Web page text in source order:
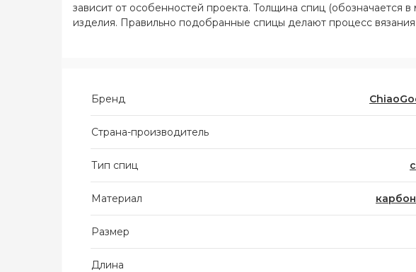
зависит от особенностей проекта. Толщина спиц (обозначается
изделия. Правильно подобранные спицы делают процесс
Бренд
Страна-производитель
Тип спиц
Материал
Размер
Длина